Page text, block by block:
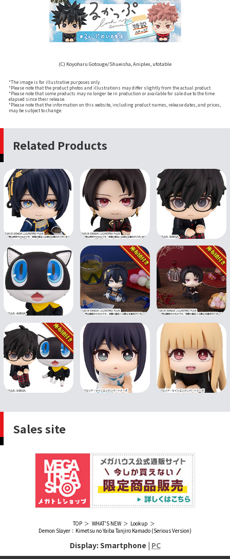
(C) Koyoharu Gotouge/Shueisha, Aniplex, ufotable
*The image is for illustrative purposes only.
*Please note that the product photos and illustrations may differ slightly from the actual product.
*Please note that some products may no longer be in production or available for sale due to the time
elapsed since their release.
*Please note that the information on this website, including product names, release dates, and prices,
may be subject to change.
Related Products
Sales site
TOP WHAT'S NEW
Lookup
Demon Slayer：Kimetsu no Yaiba Tanjiro Kamado (Serious Version)
Display: Smartphone | PC